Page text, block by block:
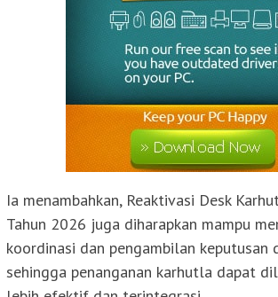
Ia menambahkan, Reaktivasi Desk
Tahun 2026 juga diharapkan mampu
koordinasi dan pengambilan keputusan
sehingga penanganan karhutla dapat